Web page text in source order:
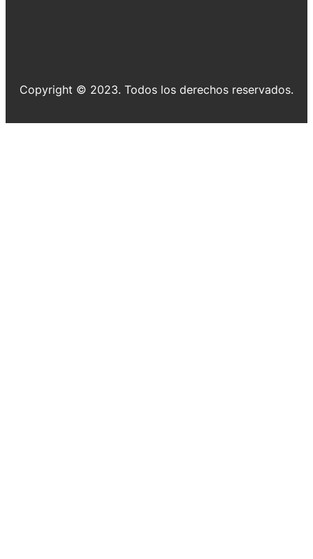
Copyright © 2023. Todos los derechos reservados.